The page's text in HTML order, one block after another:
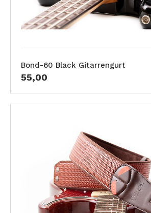
Bond-60 Black Gitarrengurt
55,00